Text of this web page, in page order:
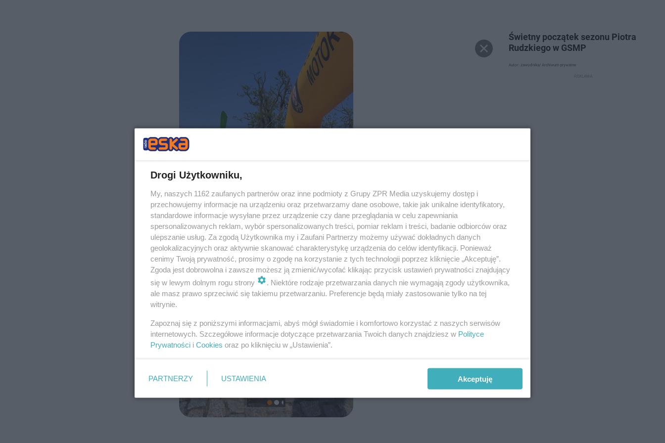
Świetny początek sezonu Piotra
Rudzkiego w GSMP
Autor: zawodnika/ Archiwum prywatne
Drogi Użytkowniku,
My, naszych 1162 zaufanych partnerów oraz inne podmioty z Grupy ZPR Media uzyskujemy dostęp i
przechowujemy informacje na urządzeniu oraz przetwarzamy dane osobowe, takie jak unikalne identyfikatory,
standardowe informacje wysyłane przez urządzenie czy dane przeglądania w celu zapewniania
spersonalizowanych reklam, wybór spersonalizowanych treści, pomiar reklam i treści, badanie odbiorców oraz
ulepszanie usług. Za zgodą Użytkownika my i Zaufani Partnerzy możemy używać dokładnych danych
geolokalizacyjnych oraz aktywnie skanować charakterystykę urządzenia do celów identyfikacji. Ponieważ
cenimy Twoją prywatność, prosimy o zgodę na korzystanie z tych technologii poprzez kliknięcie „Akceptuję”.
Zgoda jest dobrowolna i zawsze możesz ją zmienić/wycofać klikając przycisk ustawień prywatności znajdujący
się w lewym dolnym rogu strony
. Niektóre rodzaje przetwarzania danych nie wymagają zgody użytkownika,
ale masz prawo sprzeciwić się takiemu przetwarzaniu. Preferencje będą miały zastosowanie tylko na tej
witrynie.
Zapoznaj się z poniższymi informacjami, abyś mógł świadomie i komfortowo korzystać z naszych serwisów
internetowych. Szczegółowe informacje dotyczące przetwarzania Twoich danych znajdziesz w Polityce
Prywatności i Cookies oraz po kliknięciu w „Ustawienia”.
PARTNERZY USTAWIENIA Akceptuję